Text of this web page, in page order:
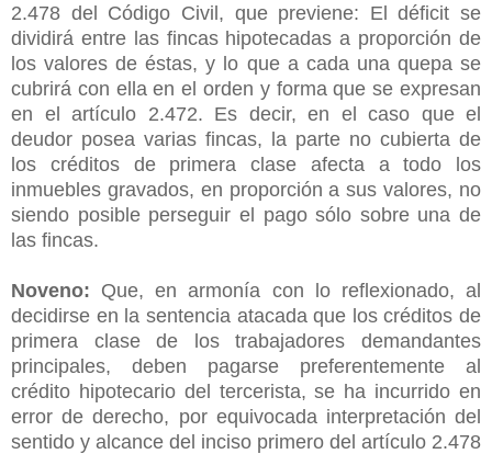
2.478 del Código Civil, que previene: El déficit se
dividirá entre las fincas hipotecadas a proporción de
los valores de éstas, y lo que a cada una quepa se
cubrirá con ella en el orden y forma que se expresan
en el artículo 2.472. Es decir, en el caso que el
deudor posea varias fincas, la parte no cubierta de
los créditos de primera clase afecta a todo los
inmuebles gravados, en proporción a sus valores, no
siendo posible perseguir el pago sólo sobre una de
las fincas.
Noveno: Que, en armonía con lo reflexionado, al
decidirse en la sentencia atacada que los créditos de
primera clase de los trabajadores demandantes
principales, deben pagarse preferentemente al
crédito hipotecario del tercerista, se ha incurrido en
error de derecho, por equivocada interpretación del
sentido y alcance del inciso primero del artículo 2.478